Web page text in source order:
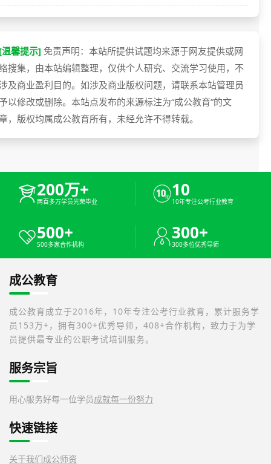
馨提示] 免责声明：本站所提供试题均来源于网友提供或网
搜集，由本站编辑整理，仅供个人研究、交流学习使用，不
及商业盈利目的。如涉及商业版权问题，请联系本站管理员
以修改或删除。本站点发布的来源标注为“成公教育”的文
，版权均属成公教育所有，未经允许不得转载。
200万+
两百多万学员光荣毕业
10
10年专注公考行业教育
500+
500多家合作机构
300+
300多位优秀导师
成公教育
成公教育成立于2016年，10年专注公考行业教育，累计服务学
员153万+，拥有300+优秀导师，408+合作机构，致力于为学
员提供最专业的公职考试培训服务。
服务宗旨
用心服务好每一位学员成就每一份努力
快速链接
关于我们成公师资